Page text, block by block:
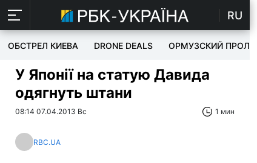
RU
ОБСТРЕЛ КИЕВА DRONE DEALS ОРМУЗСКИЙ ПРОЛИВ
У Японії на статую Давида
одягнуть штани
08:14 07.04.2013 Вс 1 мин
RBC.UA